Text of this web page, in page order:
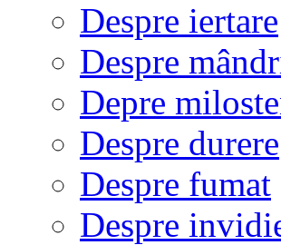
Despre iertare
Despre
Depre
Despre durere
Despre fumat
Despre